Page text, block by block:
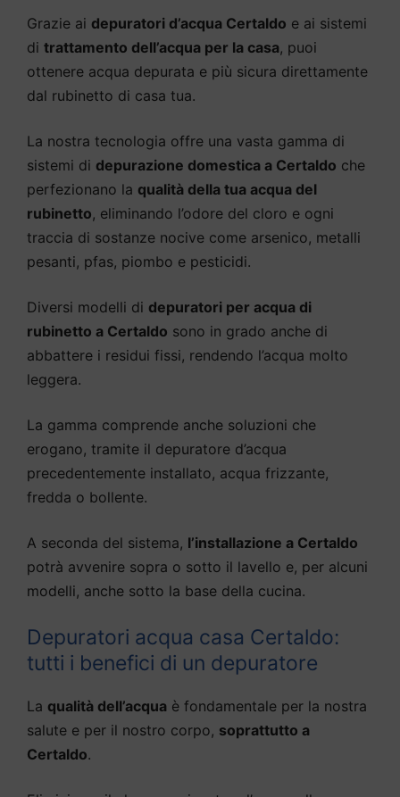
Grazie ai depuratori d’acqua Certaldo e ai sistemi
di trattamento dell’acqua per la casa, puoi
ottenere acqua depurata e più sicura direttamente
dal rubinetto di casa tua.
La nostra tecnologia offre una vasta gamma di
sistemi di depurazione domestica a Certaldo che
perfezionano la qualità della tua acqua del
rubinetto, eliminando l’odore del cloro e ogni
traccia di sostanze nocive come arsenico, metalli
pesanti, pfas, piombo e pesticidi.
Diversi modelli di depuratori per acqua di
rubinetto a Certaldo sono in grado anche di
abbattere i residui fissi, rendendo l’acqua molto
leggera.
La gamma comprende anche soluzioni che
erogano, tramite il depuratore d’acqua
precedentemente installato, acqua frizzante,
fredda o bollente.
A seconda del sistema, l’installazione a Certaldo
potrà avvenire sopra o sotto il lavello e, per alcuni
modelli, anche sotto la base della cucina.
Depuratori acqua casa Certaldo:
tutti i benefici di un depuratore
La qualità dell’acqua è fondamentale per la nostra
salute e per il nostro corpo, soprattutto a
Certaldo.